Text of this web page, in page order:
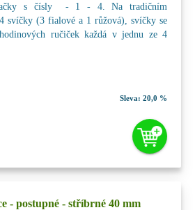
s čísly - 1 - 4. Na tradičním
svíčky (3 fialové a 1 růžová), svíčky se
ručiček každá v jednu ze 4
Sleva: 20,0 %
- postupné - stříbrné 40 mm